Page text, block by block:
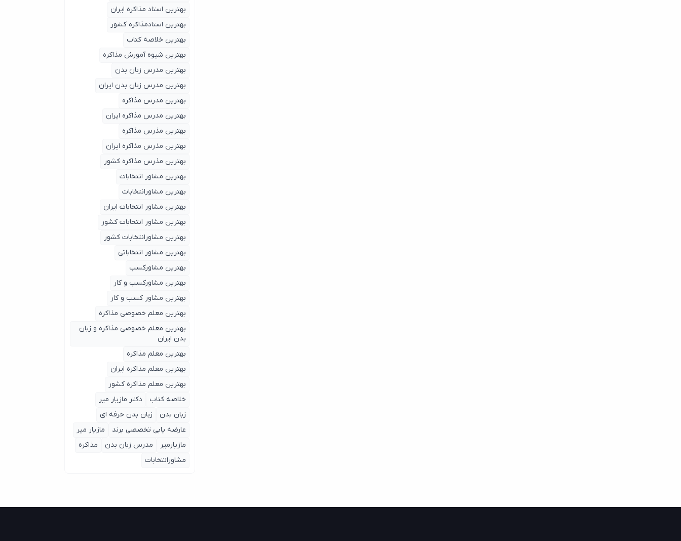
بهترین استاد مذاکره ایران
بهترین استادمذاکره کشور
بهترین خلاصه کتاب
بهترین شیوه آمورش مذاکره
بهترین مدرس زبان بدن
بهترین مدرس زبان بدن ایران
بهترین مدرس مذاکره
بهترین مدرس مذاکره ایران
بهترین مذرس مذاکره
بهترین مذرس مذاکره ایران
بهترین مذرس مذاکره کشور
بهترین مشاور انتخابات
بهترین مشاورانتخابات
بهترین مشاور انتخابات ایران
بهترین مشاور انتخابات کشور
بهترین مشاورانتخابات کشور
بهترین مشاور انتخاباتی
بهترین مشاورکسب
بهترین مشاورکسب و کار
بهترین مشاور کسب و کار
بهترین معلم خصوصی مذاکره
بهترین معلم خصوصی مذاکره و زبان
بدن ایران
بهترین معلم مذاکره
بهترین معلم مذاکره ایران
بهترین معلم مذاکره کشور
خلاصه کتاب
دکتر مازیار میر
زبان بدن
زبان بدن حرفه ای
عارضه یابی تخصصی برند
مازیار میر
مازیارمیر
مدرس زبان بدن
مذاکره
مشاورانتخابات